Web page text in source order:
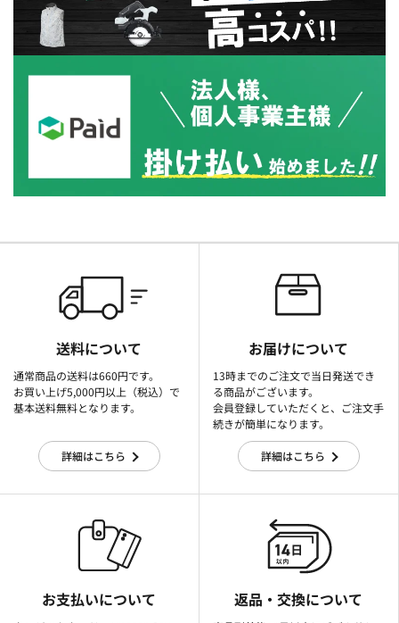
送料について
通常商品の送料は660円です。
お買い上げ5,000円以上（税込）で
基本送料無料となります。
詳細はこちら
お届けについて
13時までのご注文で当日発送でき
る商品がございます。
会員登録していただくと、ご注文手
続きが簡単になります。
詳細はこちら
お支払いについて 返品・交換について